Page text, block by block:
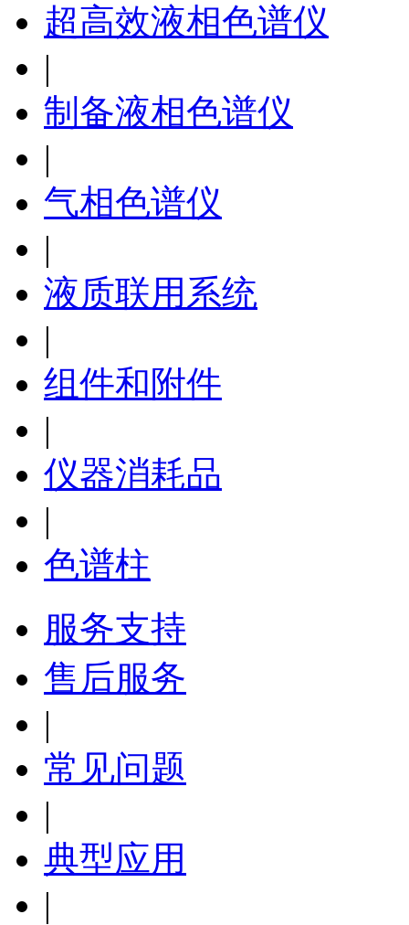
超高效液相色谱仪
|
制备液相色谱仪
|
气相色谱仪
|
液质联用系统
|
组件和附件
|
仪器消耗品
|
色谱柱
服务支持
售后服务
|
常见问题
|
典型应用
|